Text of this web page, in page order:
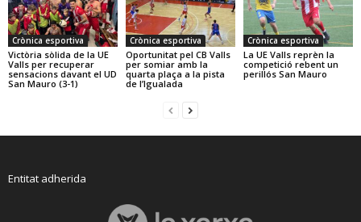
Crònica esportiva
Victòria sòlida de la UE
Valls per recuperar
sensacions davant el UD
San Mauro (3-1)
Crònica esportiva
Oportunitat pel CB Valls
per somiar amb la
quarta plaça a la pista
de l’Igualada
Crònica esportiva
La UE Valls reprèn la
competició rebent un
perillós San Mauro
Entitat adherida